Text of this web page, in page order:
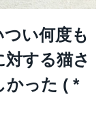
い何度も
する猫さ
かった ( *